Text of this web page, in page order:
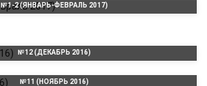
№1-2 (ЯНВАРЬ-ФЕВРАЛЬ 2017)
№12 (ДЕКАБРЬ 2016)
№11 (НОЯБРЬ 2016)